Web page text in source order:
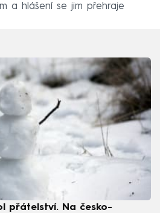
a hlášení se jim přehraje
přátelství. Na česko-